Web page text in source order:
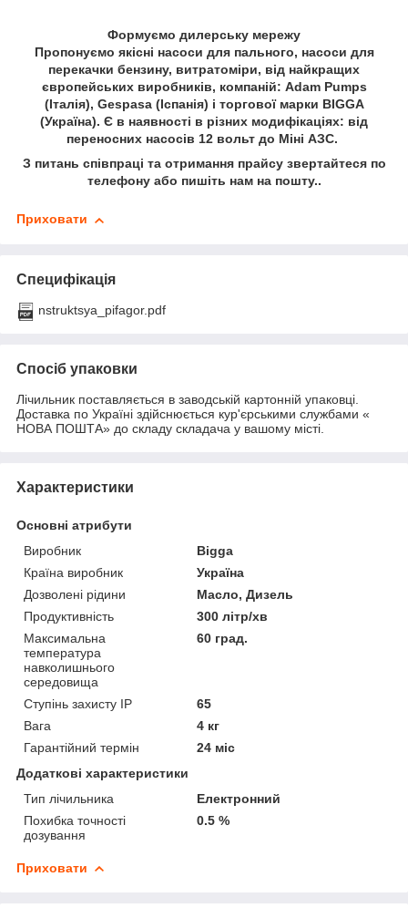
Формуємо дилерську мережу
Пропонуємо якісні насоси для пального, насоси для
перекачки бензину, витратоміри, від найкращих
європейських виробників, компаній: Adam Pumps
(Італія), Gespasa (Іспанія) і торгової марки BIGGA
(Україна). Є в наявності в різних модифікаціях: від
переносних насосів 12 вольт до Міні АЗС.
З питань співпраці та отримання прайсу звертайтеся по
телефону або пишіть нам на пошту..
Приховати
Специфікація
nstruktsya_pifagor.pdf
Спосіб упаковки
Лічильник поставляється в заводській картонній упаковці.
Доставка по Україні здійснюється кур'єрськими службами «
НОВА ПОШТА» до складу складача у вашому місті.
Характеристики
Основні атрибути
Виробник
Bigga
Країна виробник
Україна
Дозволені рідини
Масло, Дизель
Продуктивність
300 літр/хв
Максимальна
температура
навколишнього
середовища
60 град.
Ступінь захисту IP
65
Вага
4 кг
Гарантійний термін
24 міс
Додаткові характеристики
Тип лічильника
Електронний
Похибка точності
дозування
0.5 %
Приховати